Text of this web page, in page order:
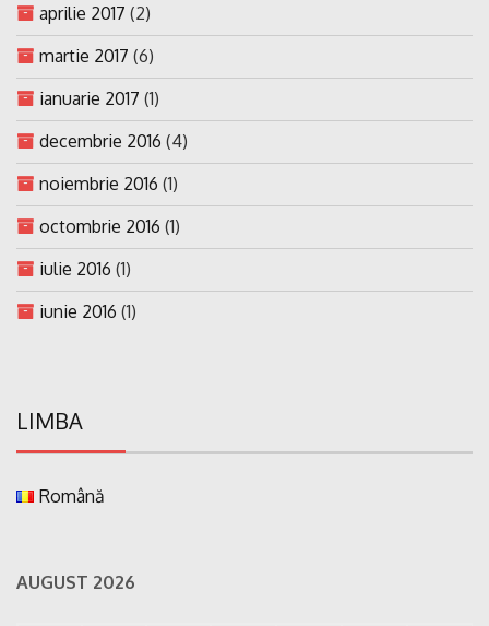
aprilie 2017 (2)
martie 2017 (6)
ianuarie 2017 (1)
decembrie 2016 (4)
noiembrie 2016 (1)
octombrie 2016 (1)
iulie 2016 (1)
iunie 2016 (1)
LIMBA
Română
AUGUST 2026